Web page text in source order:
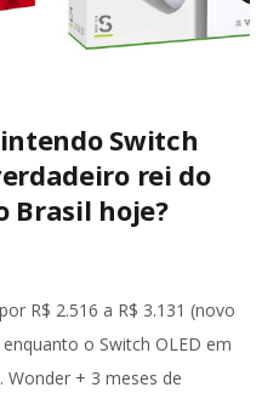
literalidade do texto
Switch
rei do
Brasil hoje?
R$ 2.516 a R$ 3.131 (novo
o Switch OLED em
Wonder + 3 meses de